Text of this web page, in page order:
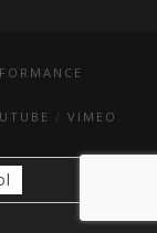
VIMEO